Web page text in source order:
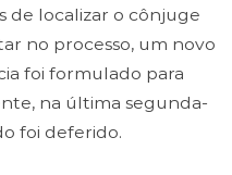
de localizar o cônjuge
no processo, um novo
foi formulado para
na última segunda-
foi deferido.